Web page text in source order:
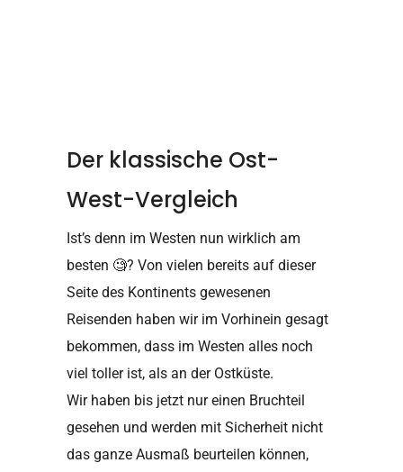
Der klassische Ost-
West-Vergleich
Ist’s denn im Westen nun wirklich am
besten 🧐? Von vielen bereits auf dieser
Seite des Kontinents gewesenen
Reisenden haben wir im Vorhinein gesagt
bekommen, dass im Westen alles noch
viel toller ist, als an der Ostküste.
Wir haben bis jetzt nur einen Bruchteil
gesehen und werden mit Sicherheit nicht
das ganze Ausmaß beurteilen können,